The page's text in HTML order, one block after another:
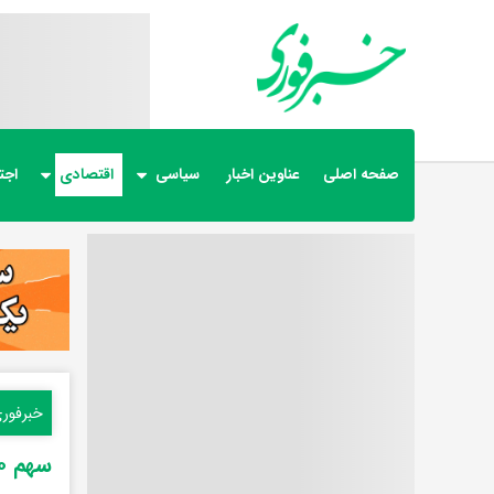
صفحه اصلی عناوین اخبار سیاسی اقتصادی
سهم ۴۰ تا ۴۵ درصدی سامانه‌های سرمایشی از بار مصرفی شبکه برق در تابستان